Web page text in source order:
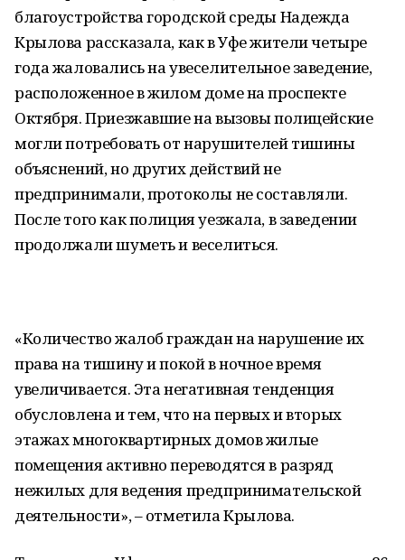
благоустройства городской среды Надежда
Крылова рассказала, как в Уфе жители четыре
года жаловались на увеселительное заведение,
расположенное в жилом доме на проспекте
Октября. Приезжавшие на вызовы полицейские
могли потребовать от нарушителей тишины
объяснений, но других действий не
предпринимали, протоколы не составляли.
После того как полиция уезжала, в заведении
продолжали шуметь и веселиться.
«Количество жалоб граждан на нарушение их
права на тишину и покой в ночное время
увеличивается. Эта негативная тенденция
обусловлена и тем, что на первых и вторых
этажах многоквартирных домов жилые
помещения активно переводятся в разряд
нежилых для ведения предпринимательской
деятельности», – отметила Крылова.